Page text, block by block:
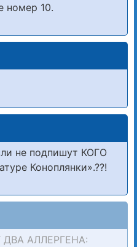
номер 10.
не подпишут КОГО
Коноплянки».??!
АЛЛЕРГЕНА: